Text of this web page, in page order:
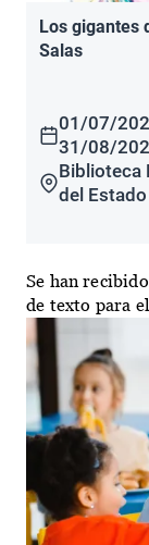
Los gigantes
Salas
01/07/
31/08/
Biblioteca
del Estado
Se han
de texto para